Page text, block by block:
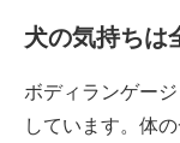
犬の気持ちは
ボディランゲー
しています。体